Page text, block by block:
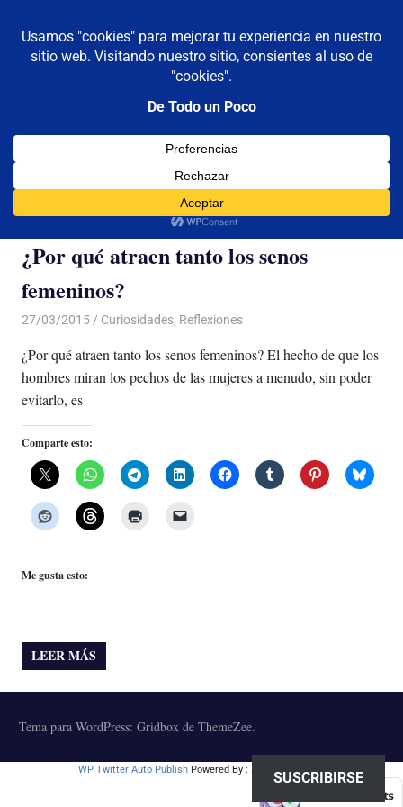
contenido
De todo un poco
Reflexiones,
Viajes
MENÚ
Etiqueta:femeninos
¿Por qué atraen tanto los senos
femeninos?
27/03/2015 Luis Castellanos
Curiosidades, Reflexiones
¿Por qué atraen tanto los senos femeninos? El hecho de que los
hombres miran los pechos de las mujeres a menudo, sin poder
evitarlo, es
Comparte esto:
Me gusta esto:
LEER MÁS
Tema para WordPress: Gridbox de ThemeZee.
WP Twitter Auto Publish Powered By : XYZScripts.com
SUSCRIBIRSE